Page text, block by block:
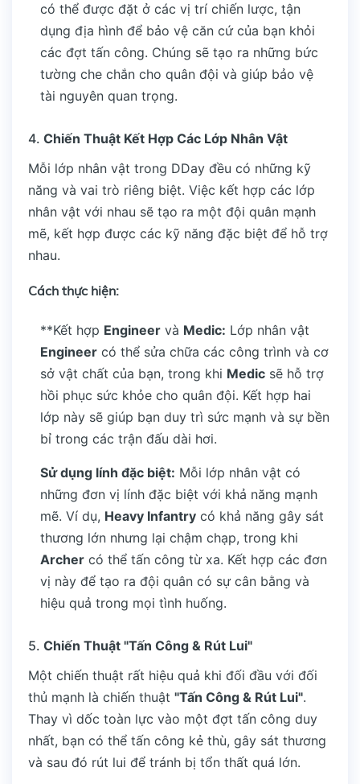
có thể được đặt ở các vị trí chiến lược, tận
dụng địa hình để bảo vệ căn cứ của bạn khỏi
các đợt tấn công. Chúng sẽ tạo ra những bức
tường che chắn cho quân đội và giúp bảo vệ
tài nguyên quan trọng.
4. Chiến Thuật Kết Hợp Các Lớp Nhân Vật
Mỗi lớp nhân vật trong DDay đều có những kỹ
năng và vai trò riêng biệt. Việc kết hợp các lớp
nhân vật với nhau sẽ tạo ra một đội quân mạnh
mẽ, kết hợp được các kỹ năng đặc biệt để hỗ trợ
nhau.
Cách thực hiện:
**Kết hợp Engineer và Medic: Lớp nhân vật
Engineer có thể sửa chữa các công trình và cơ
sở vật chất của bạn, trong khi Medic sẽ hỗ trợ
hồi phục sức khỏe cho quân đội. Kết hợp hai
lớp này sẽ giúp bạn duy trì sức mạnh và sự bền
bỉ trong các trận đấu dài hơi.
Sử dụng lính đặc biệt: Mỗi lớp nhân vật có
những đơn vị lính đặc biệt với khả năng mạnh
mẽ. Ví dụ, Heavy Infantry có khả năng gây sát
thương lớn nhưng lại chậm chạp, trong khi
Archer có thể tấn công từ xa. Kết hợp các đơn
vị này để tạo ra đội quân có sự cân bằng và
hiệu quả trong mọi tình huống.
5. Chiến Thuật "Tấn Công & Rút Lui"
Một chiến thuật rất hiệu quả khi đối đầu với đối
thủ mạnh là chiến thuật "Tấn Công & Rút Lui".
Thay vì dốc toàn lực vào một đợt tấn công duy
nhất, bạn có thể tấn công kẻ thù, gây sát thương
và sau đó rút lui để tránh bị tổn thất quá lớn.